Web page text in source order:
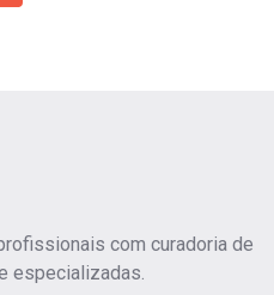
com curadoria de
especializadas.